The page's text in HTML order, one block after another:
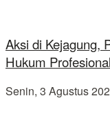
Aksi di Kejagung,
Hukum
Senin, 3 Agustus